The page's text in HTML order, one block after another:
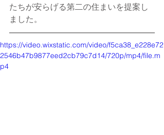
たちが安らげる第二の住まいを提案し
ました。
https://video.wixstatic.com/video/f5ca38_e228e72
2546b47b9877eed2cb79c7d14/720p/mp4/file.m
p4